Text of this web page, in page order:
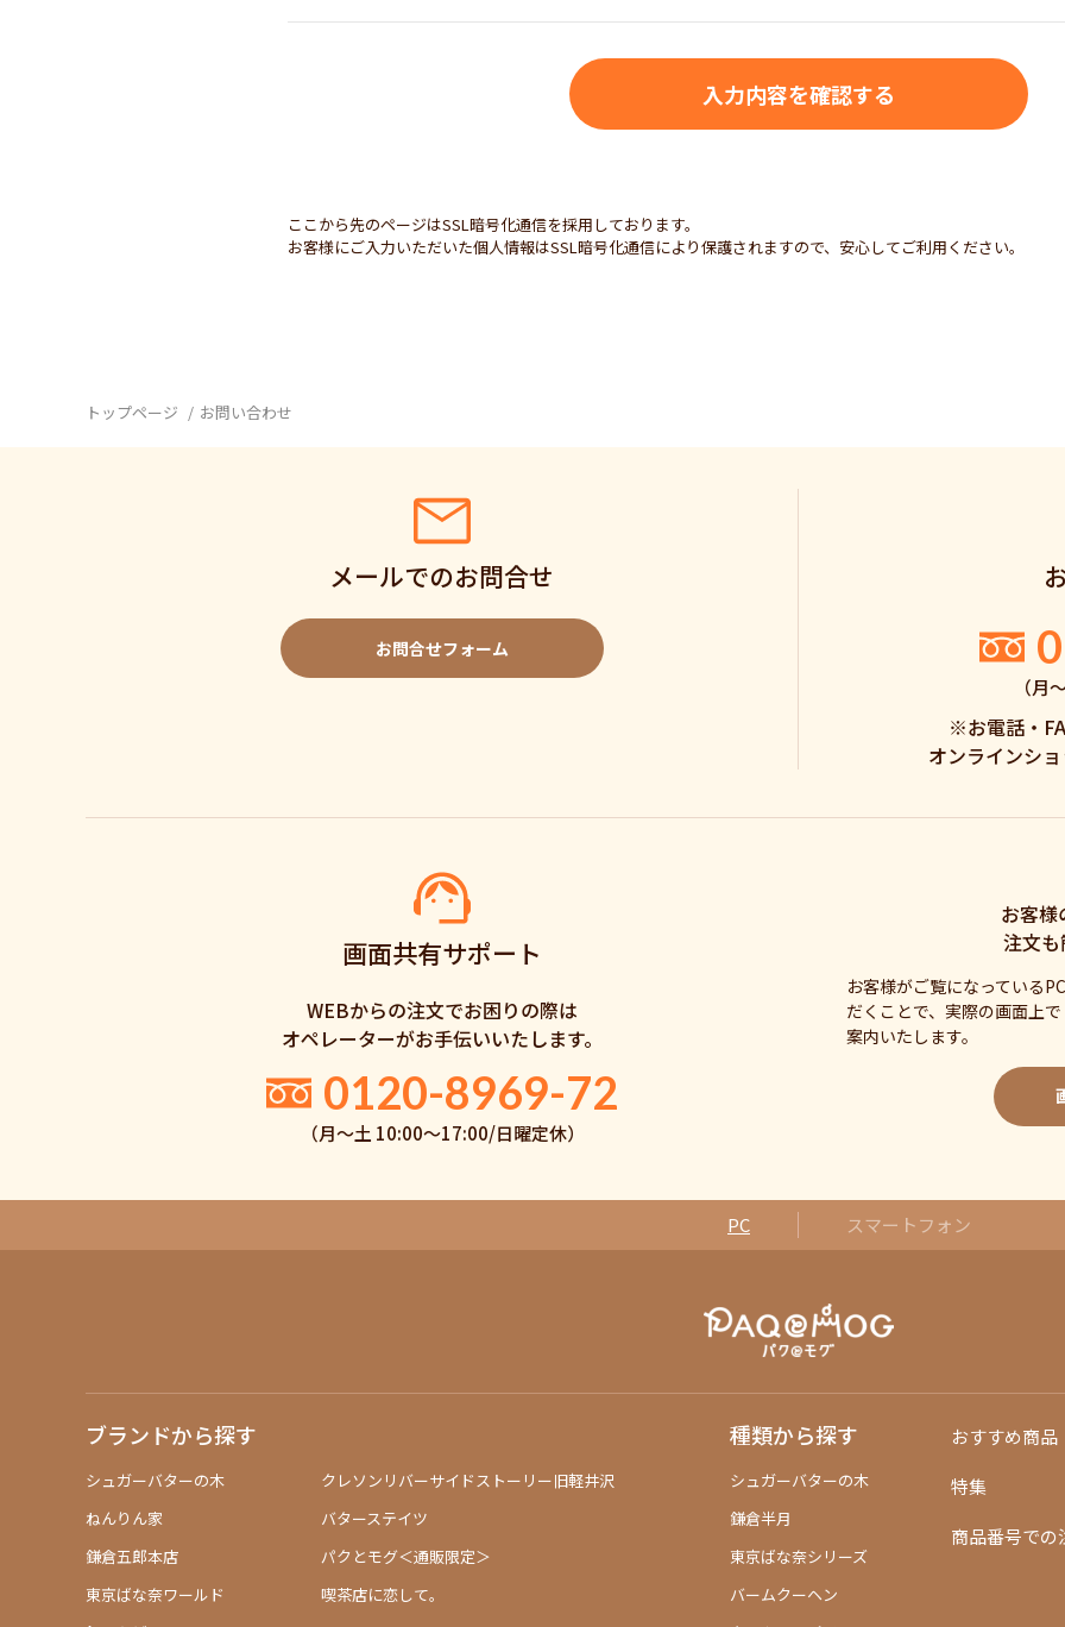
ここから先のページはSSL暗号化通信を採用しております。
お客様にご入力いただいた個人情報はSSL暗号化通信により保護されますので、安心してご利用ください。
トップページ お問い合わせ
メールでのお問合せ
お問合せフォーム
（月
※お電話・
オンラインシ
画面共有サポート
WEBからの注文でお困りの際は
オペレーターがお手伝いいたします。
0120-8969-72
（月〜土 10:00〜17:00/日曜定休）
お客様
注文も
お客様がご覧になっている
だくことで、実際の画面上
案内いたします。
PC スマートフォン
ブランドから探す
シュガーバターの木
ねんりん家
鎌倉五郎本店
東京ばな奈ワールド
クレソンリバーサイドストーリー旧軽井沢
バターステイツ
パクとモグ＜通販限定＞
喫茶店に恋して。
種類から探す
シュガーバターの木
鎌倉半月
東京ばな奈シリーズ
バームクーヘン
おすすめ商品
特集
商品番号での